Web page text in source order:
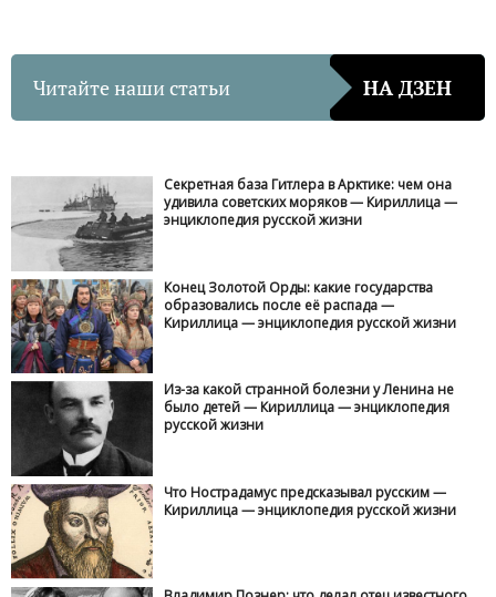
Читайте наши статьи НА ДЗЕН
Секретная база Гитлера в Арктике: чем она
удивила советских моряков — Кириллица —
энциклопедия русской жизни
Конец Золотой Орды: какие государства
образовались после её распада —
Кириллица — энциклопедия русской жизни
Из-за какой странной болезни у Ленина не
было детей — Кириллица — энциклопедия
русской жизни
Что Нострадамус предсказывал русским —
Кириллица — энциклопедия русской жизни